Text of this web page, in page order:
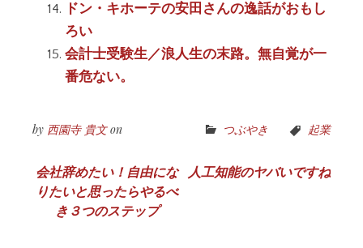
ドン・キホーテの安田さんの逸話がおもし
ろい
会計士受験生／浪人生の末路。無自覚が一
番危ない。
by 西園寺 貴文on つぶやき 起業
投
稿
会社辞めたい！自由にな
りたいと思ったらやるべ
き３つのステップ
人工知能のヤバいですね